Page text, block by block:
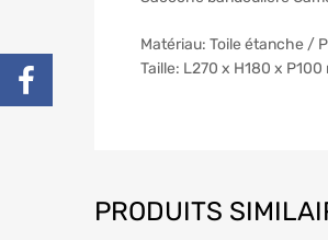
Matériau: Toile étanche /
Taille: L270 x H180 x
PRODUITS